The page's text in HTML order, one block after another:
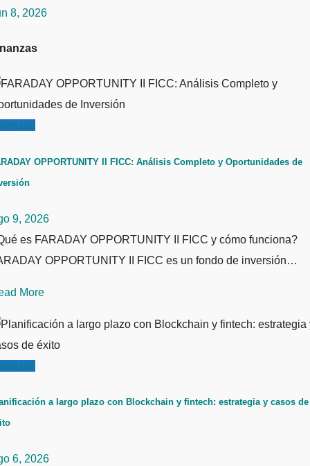
8, 2026
OPPORTUNITY II FICC: Análisis Completo y Oportunidades de
9, 2026
es FARADAY OPPORTUNITY II FICC y cómo funciona?
OPPORTUNITY II FICC es un fondo de inversión…
More
a largo plazo con Blockchain y fintech: estrategia y casos de
6, 2026